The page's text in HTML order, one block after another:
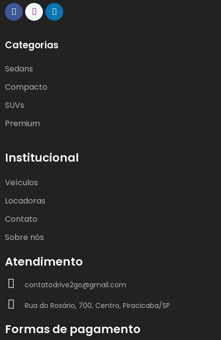
Categorias
Sedans
Compacto
SUVs
Premium
Institucional
Veículos
Locadoras
Contato
Sobre nós
Atendimento
contatodrive2go@gmail.com
Rua do Rosário, 700, Centro, Piracicaba/SP
Formas de pagamento